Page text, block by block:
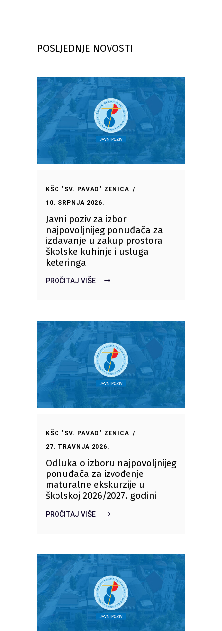
POSLJEDNJE NOVOSTI
KŠC "SV. PAVAO" ZENICA
10. SRPNJA 2026.
Javni poziv za izbor
najpovoljnijeg ponuđača za
izdavanje u zakup prostora
školske kuhinje i usluga
keteringa
PROČITAJ VIŠE
KŠC "SV. PAVAO" ZENICA
27. TRAVNJA 2026.
Odluka o izboru najpovoljnijeg
ponuđača za izvođenje
maturalne ekskurzije u
školskoj 2026/2027. godini
PROČITAJ VIŠE